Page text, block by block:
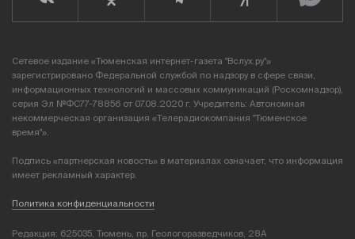
Сетевое издание «Тюменская интернет-газета "Вслух.ру"»
зарегистрировано Федеральной службой по надзору в сфере связи,
информационных технологий и массовых коммуникаций (Роскомнадзор),
серия Эл №ФС77-78856 от 07.08.2020 г. Учредитель: Автономная
некоммерческая организация «Телерадиокомпания "Тюменское
время"».
Подпись «партнерская новость» в материалах означает, что информация
имеет рекламный характер.
Политика конфиденциальности
Редакция: 625035, Тюмень, пр. Геологоразведчиков, 28А